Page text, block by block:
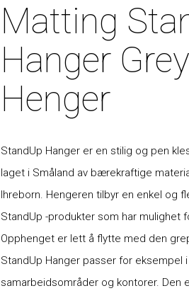
Matting
Hanger Grey
Henger
StandUp Hanger er en stilig og pen
laget i Småland av bærekraftige
Ihreborn. Hengeren tilbyr en enkel og
StandUp -produkter som har mulighet
Opphenget er lett å flytte med den
StandUp Hanger passer for eksempel
samarbeidsområder og kontorer. Den